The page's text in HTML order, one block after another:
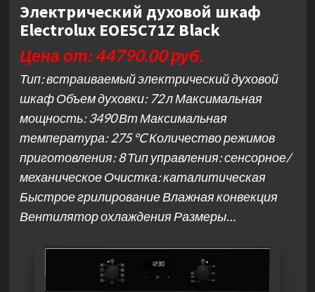
Электрический духовой шкаф
Electrolux EOE5C71Z Black
Цена от: 44790.00 руб.
Тип: встраиваемый электрический духовой
шкаф Объем духовки: 72 л Максимальная
мощность: 3490 Вт Максимальная
температура: 275 °C Количество режимов
приготовления: 8 Тип управления: сенсорное/
механическое Очистка: каталитическая
Быстрое грилирование Влажная конвекция
Вентилятор охлаждения Размеры…